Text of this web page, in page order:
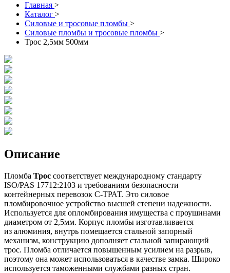
Главная >
Каталог >
Силовые и тросовые пломбы >
Силовые пломбы и тросовые пломбы >
Трос 2,5мм 500мм
Описание
Пломба Трос соответствует международному стандарту
ISO/PAS 17712:2103 и требованиям безопасности
контейнерных перевозок С-ТРАТ. Это силовое
пломбировочное устройство высшей степени надежности.
Используется для опломбирования имущества с проушинами
диаметром от 2,5мм. Корпус пломбы изготавливается
из алюминия, внутрь помещается стальной запорный
механизм, конструкцию дополняет стальной запирающий
трос. Пломба отличается повышенным усилием на разрыв,
поэтому она может использоваться в качестве замка. Широко
используется таможенными службами разных стран.